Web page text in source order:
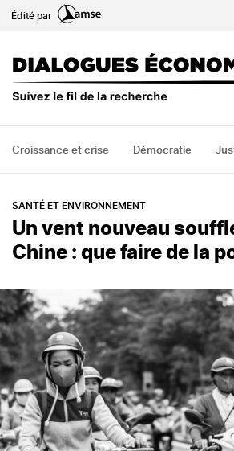
auÉdité par
Croissance et crise Démocratie
SANTÉ ET ENVIRONNEMENT
Un vent nouveau
Chine : que faire de la